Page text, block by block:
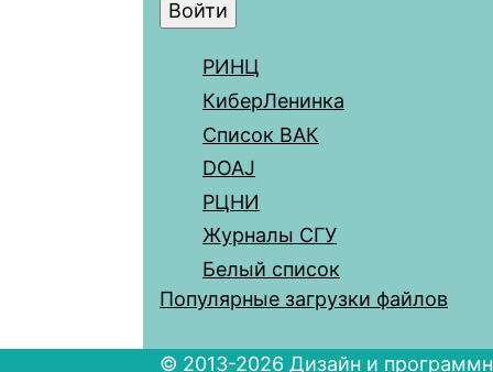
РИНЦ
КиберЛенинка
Список ВАК
DOAJ
РЦНИ
Журналы СГУ
Белый список
Популярные загрузки файлов
© 2013-2026 Дизайн и